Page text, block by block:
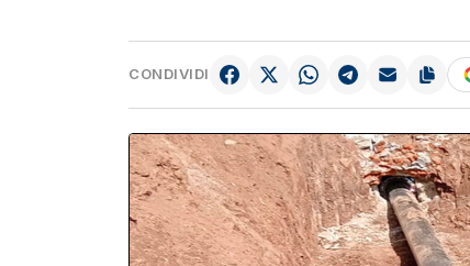
CONDIVIDI